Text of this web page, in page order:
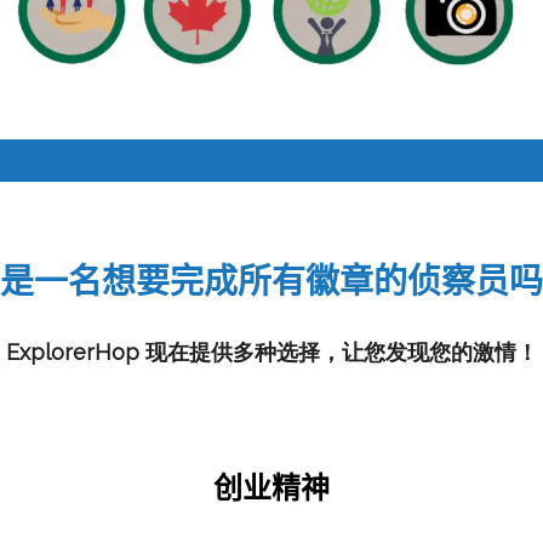
一名想要完成所有徽章的侦察员
ExplorerHop 现在提供多种选择，让您发现您的激情！
创业精神